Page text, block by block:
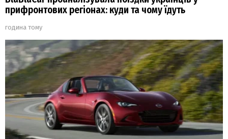
прифронтових регіонах: куди та чому їдуть
година тому